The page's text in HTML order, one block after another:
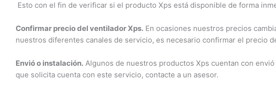
Esto con el fin de verificar si el producto Xps está disponible de forma
Confirmar precio del ventilador Xps.En ocasiones nuestros precios
nuestros diferentes canales de servicio, es necesario confirmar el precio
Envió o instalación.Algunos de nuestros productos Xps cuentan con envió
que solicita cuenta con este servicio, contacte a un asesor.